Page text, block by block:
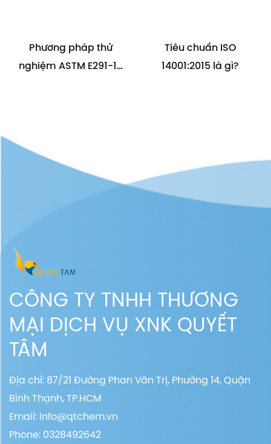
Phương pháp thử
nghiệm ASTM E291-18
Tiêu chuẩn ISO
14001:2015 là gì?
CÔNG TY TNHH THƯƠNG
MẠI DỊCH VỤ XNK QUYẾT
TÂM
Địa chỉ: 87/21 Đường Phan Văn Trị, Phường 14, Quận
Bình Thạnh, TP.HCM
Email: info@qtchem.vn
Phone: 0328492642